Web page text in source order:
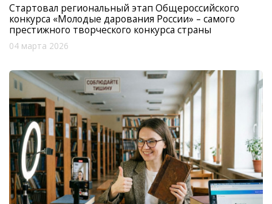
Стартовал региональный этап Общероссийского
конкурса «Молодые дарования России» – самого
престижного творческого конкурса страны
04 марта 2026